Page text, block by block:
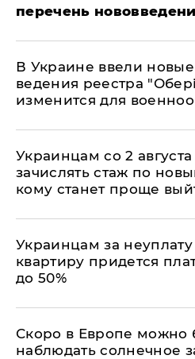
перечень
В Украине ввели
ведения реестра
изменится для
Украинцам со 2 августа
зачислять стаж по
кому станет проще
Украинцам за неуплату
квартиру придется
до 50%
Скоро в Европе можно
наблюдать солнечное